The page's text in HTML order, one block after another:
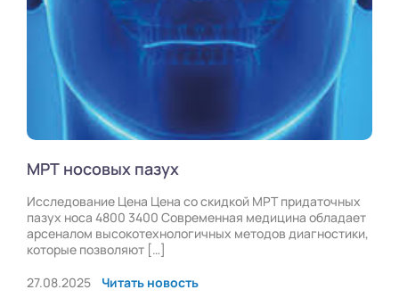
МРТ носовых пазух
Исследование Цена Цена со скидкой МРТ придаточных
пазух носа 4800 3400 Современная медицина обладает
арсеналом высокотехнологичных методов диагностики,
которые позволяют […]
27.08.2025
Читать новость